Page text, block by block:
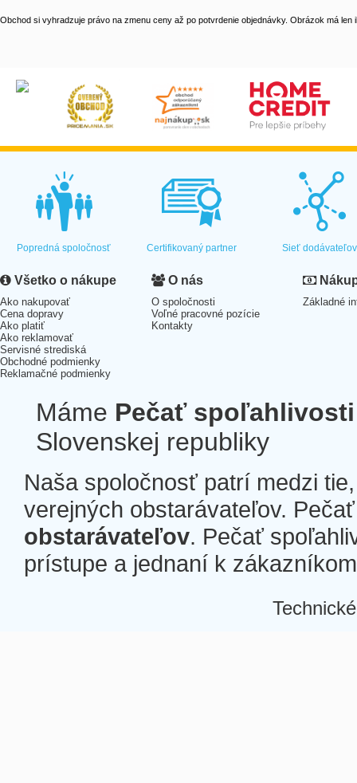
Obchod si vyhradzuje právo na zmenu ceny až po potvrdenie objednávky. Obrázok má len
Popredná spoločnosť Certifikovaný partner Sieť dodávateľov
Všetko o nákupe
Ako nakupovať
Cena dopravy
Ako platiť
Ako reklamovať
Servisné strediská
Obchodné podmienky
Reklamačné podmienky
O nás
O spoločnosti
Voľné pracovné pozície
Kontakty
Základné
Máme Pečať spoľahlivosti
Slovenskej republiky
Naša spoločnosť patrí medzi
verejných obstarávateľov.
obstarávateľov. Pečať
prístupe a jednaní k